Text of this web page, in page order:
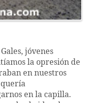
jóvenes
la opresión de
en nuestros
en la capilla.